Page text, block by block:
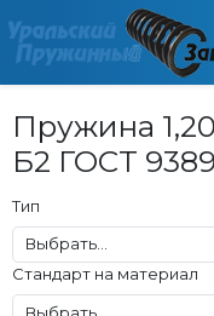
Пружина
Б2 ГОСТ 9389
Тип
Стандарт на материал